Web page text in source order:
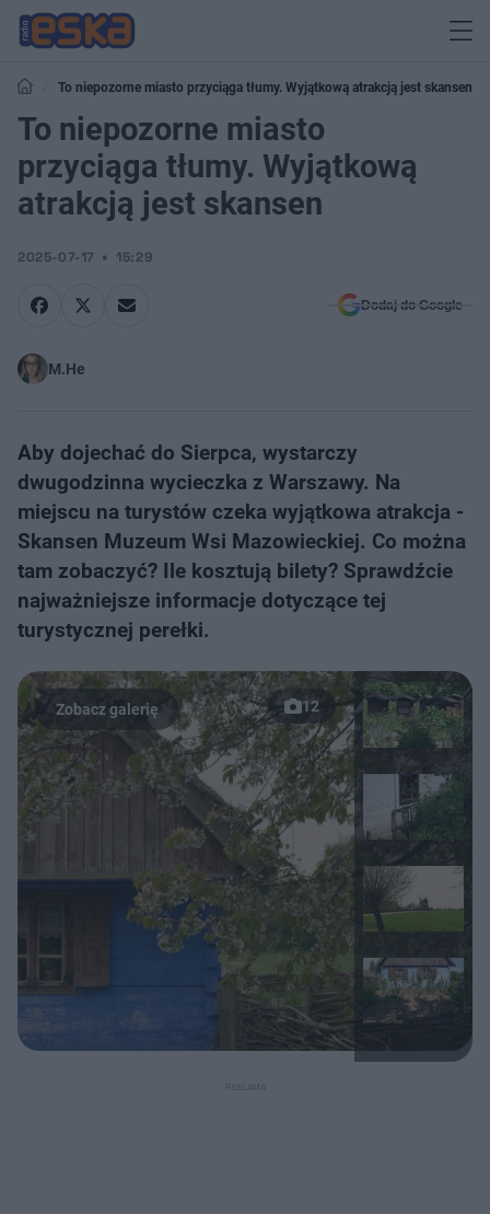
To niepozorne miasto przyciąga tłumy. Wyjątkową atrakcją jest skansen
To niepozorne miasto
przyciąga tłumy. Wyjątkową
atrakcją jest skansen
2025-07-17 15:29
Dodaj do Google
M.He
Aby dojechać do Sierpca, wystarczy
dwugodzinna wycieczka z Warszawy. Na
miejscu na turystów czeka wyjątkowa atrakcja -
Skansen Muzeum Wsi Mazowieckiej. Co można
tam zobaczyć? Ile kosztują bilety? Sprawdźcie
najważniejsze informacje dotyczące tej
turystycznej perełki.
12